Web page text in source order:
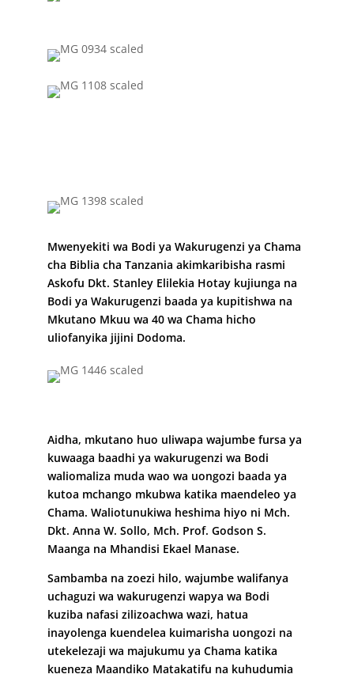
Mwenyekiti wa Bodi ya Wakurugenzi ya Chama
cha Biblia cha Tanzania akimkaribisha rasmi
Askofu Dkt. Stanley Elilekia Hotay kujiunga na
Bodi ya Wakurugenzi baada ya kupitishwa na
Mkutano Mkuu wa 40 wa Chama hicho
uliofanyika jijini Dodoma.
Aidha, mkutano huo uliwapa wajumbe fursa ya
kuwaaga baadhi ya wakurugenzi wa Bodi
waliomaliza muda wao wa uongozi baada ya
kutoa mchango mkubwa katika maendeleo ya
Chama. Waliotunukiwa heshima hiyo ni Mch.
Dkt. Anna W. Sollo, Mch. Prof. Godson S.
Maanga na Mhandisi Ekael Manase.
Sambamba na zoezi hilo, wajumbe walifanya
uchaguzi wa wakurugenzi wapya wa Bodi
kuziba nafasi zilizoachwa wazi, hatua
inayolenga kuendelea kuimarisha uongozi na
utekelezaji wa majukumu ya Chama katika
kueneza Maandiko Matakatifu na kuhudumia